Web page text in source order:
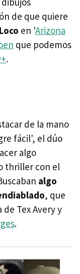
de que quiere
en 'Arizona
que podemos
.
de la mano
fácil', el dúo
algo
thriller con el
algo
, que
Tex Avery y
.